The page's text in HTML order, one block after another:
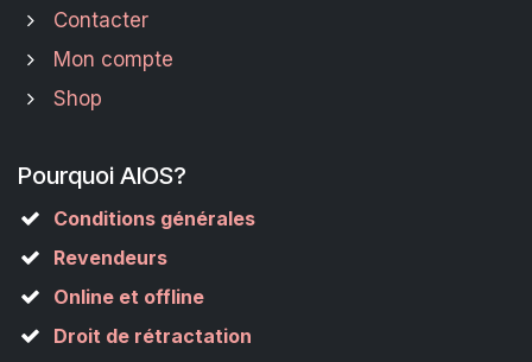
Contacter
Mon compte
Shop
Pourquoi AIOS?
Conditions générales
Revendeurs
Online et offline
Droit de rétractation